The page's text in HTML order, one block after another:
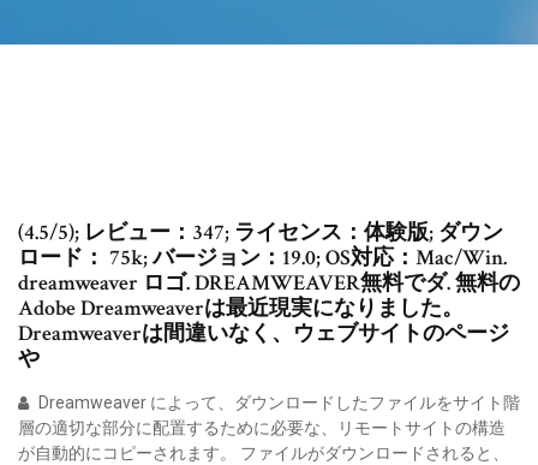
(4.5/5); レビュー：347; ライセンス：体験版; ダウン
ロード： 75k; バージョン：19.0; OS対応：Mac/Win.
dreamweaver ロゴ. DREAMWEAVER無料でダ. 無料の
Adobe Dreamweaverは最近現実になりました。
Dreamweaverは間違いなく、ウェブサイトのページ
や
Dreamweaver によって、ダウンロードしたファイルをサイト階
層の適切な部分に配置するために必要な、リモートサイトの構造
が自動的にコピーされます。 ファイルがダウンロードされると、